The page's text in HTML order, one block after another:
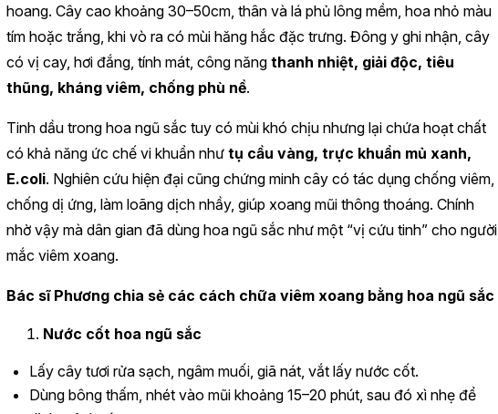
hoang. Cây cao khoảng 30–50cm, thân và lá phủ lông mềm, hoa nhỏ màu
tím hoặc trắng, khi vò ra có mùi hăng hắc đặc trưng. Đông y ghi nhận, cây
có vị cay, hơi đắng, tính mát, công năng thanh nhiệt, giải độc, tiêu
thũng, kháng viêm, chống phù nề.
Tinh dầu trong hoa ngũ sắc tuy có mùi khó chịu nhưng lại chứa hoạt chất
có khả năng ức chế vi khuẩn như tụ cầu vàng, trực khuẩn mủ xanh,
E.coli. Nghiên cứu hiện đại cũng chứng minh cây có tác dụng chống viêm,
chống dị ứng, làm loãng dịch nhầy, giúp xoang mũi thông thoáng. Chính
nhờ vậy mà dân gian đã dùng hoa ngũ sắc như một “vị cứu tinh” cho người
mắc viêm xoang.
Bác sĩ Phương chia sẻ các cách chữa viêm xoang bằng hoa ngũ sắc
Nước cốt hoa ngũ sắc
Lấy cây tươi rửa sạch, ngâm muối, giã nát, vắt lấy nước cốt.
Dùng bông thấm, nhét vào mũi khoảng 15–20 phút, sau đó xì nhẹ để